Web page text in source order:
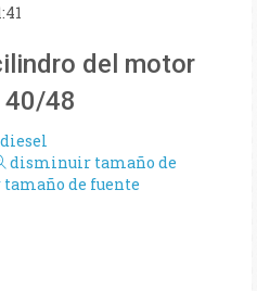
del motor
40/48
disminuir tamaño de
de fuente